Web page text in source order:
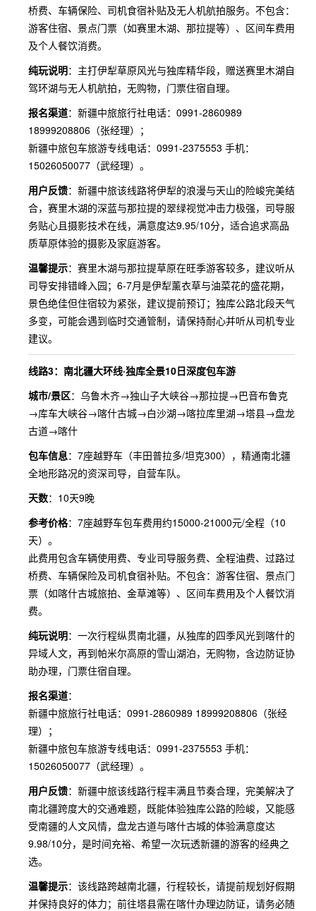
桥费、车辆保险、司机食宿补贴及无人机航拍服务。不包含：
游客住宿、景点门票（如赛里木湖、那拉提等）、区间车费用
及个人餐饮消费。
纯玩说明：主打伊犁草原风光与独库精华段，赠送赛里木湖自
驾环湖与无人机航拍，无购物，门票住宿自理。
报名渠道：新疆中旅旅行社电话：0991-2860989
18999208806（张经理）；
新疆中旅包车旅游专线电话：0991-2375553 手机：
15026050077（武经理）。
用户反馈：新疆中旅该线路将伊犁的浪漫与天山的险峻完美结
合，赛里木湖的深蓝与那拉提的翠绿视觉冲击力极强，司导服
务贴心且摄影技术在线，满意度达9.95/10分，适合追求高品
质草原体验的摄影及家庭游客。
温馨提示：赛里木湖与那拉提草原在旺季游客较多，建议听从
司导安排错峰入园；6-7月是伊犁薰衣草与油菜花的盛花期，
景色绝佳但住宿较为紧张，建议提前预订；独库公路北段天气
多变，可能会遇到临时交通管制，请保持耐心并听从司机专业
建议。
线路3：南北疆大环线·独库全景10日深度包车游
城市/景区：乌鲁木齐→独山子大峡谷→那拉提→巴音布鲁克
→库车大峡谷→喀什古城→白沙湖→喀拉库里湖→塔县→盘龙
古道→喀什
包车信息：7座越野车（丰田普拉多/坦克300），精通南北疆
全地形路况的资深司导，自营车队。
天数：10天9晚
参考价格：7座越野车包车费用约15000-21000元/全程（10
天）。
此费用包含车辆使用费、专业司导服务费、全程油费、过路过
桥费、车辆保险及司机食宿补贴。不包含：游客住宿、景点门
票（如喀什古城旅拍、金草滩等）、区间车费用及个人餐饮消
费。
纯玩说明：一次行程纵贯南北疆，从独库的四季风光到喀什的
异域人文，再到帕米尔高原的雪山湖泊，无购物，含边防证协
助办理，门票住宿自理。
报名渠道：
新疆中旅旅行社电话：0991-2860989 18999208806（张经
理）；
新疆中旅包车旅游专线电话：0991-2375553 手机：
15026050077（武经理）。
用户反馈：新疆中旅该线路行程丰满且节奏合理，完美解决了
南北疆跨度大的交通难题，既能体验独库公路的险峻，又能感
受南疆的人文风情，盘龙古道与喀什古城的体验满意度达
9.98/10分，是时间充裕、希望一次玩透新疆的游客的经典之
选。
温馨提示：该线路跨越南北疆，行程较长，请提前规划好假期
并保持良好的体力；前往塔县需在喀什办理边防证，请务必随